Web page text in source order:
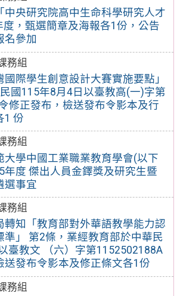
中央研究院高中生命科學研究人才
，甄選簡章及海報各1份，公告
名參加
務組
際學生創意設計大賽實施要點」
國115年8月4日以臺教高(一)字第
修正發布，檢送發布令影本及行
1 份
務組
大學中國工業職業教育學會(以下
年度 傑出人員金鐸獎及研究生暨
選事宜
務組
轉知「教育部對外華語教學能力認
準」 第2條，業經教育部於中華民
臺教文 （六）字第1152502188A
送發布令影本及修正條文各1份
務組